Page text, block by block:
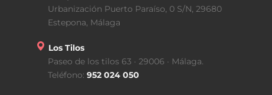
Urbanización Puerto Paraíso, 0 S/N, 29680
Estepona, Málaga
Los Tilos
Paseo de los tilos 63 · 29006 · Málaga.
Teléfono: 952 024 050